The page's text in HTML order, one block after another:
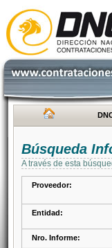
Búsqueda
A través de esta
Proveedor:
Entidad:
Nro. Informe: